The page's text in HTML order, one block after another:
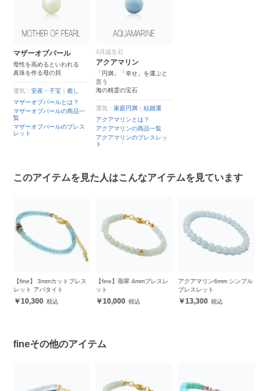
マザーオブパール
母性を高めるといわれる
真珠を作る母の貝
運気：安産・子宝 ｜癒し
マザーオブパールとは？
マザーオブパールの商品一
覧
マザーオブパールのブレス
レット
3月誕生石
アクアマリン
「円満」「幸せ」を運ぶと
言う
海の精霊の宝石
運気：家庭円満 ｜結婚運
アクアマリンとは？
アクアマリンの商品一覧
アクアマリンのブレスレッ
ト
このアイテムを見た人はこんなアイテムを見ています
【fine】 3mmカットブレス
レット アパタイト
10,300
【fine】翡翠 4mmブレスレ
ット
10,000
アクアマリン6mm シンプル
ブレスレット
13,300
fineその他のアイテム